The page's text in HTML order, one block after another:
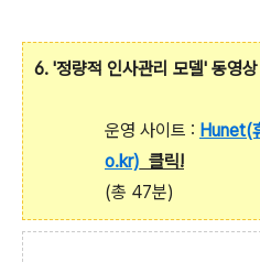
6. '정량적 인사관리 모델' 동영상
운영 사이트 : Hunet(
o.kr) 클릭!
(총 47분)